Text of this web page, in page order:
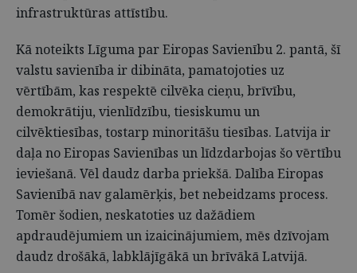
infrastruktūras attīstību.
Kā noteikts Līguma par Eiropas Savienību 2. pantā, šī
valstu savienība ir dibināta, pamatojoties uz
vērtībām, kas respektē cilvēka cieņu, brīvību,
demokrātiju, vienlīdzību, tiesiskumu un
cilvēktiesības, tostarp minoritāšu tiesības. Latvija ir
daļa no Eiropas Savienības un līdzdarbojas šo vērtību
ieviešanā. Vēl daudz darba priekšā. Dalība Eiropas
Savienībā nav galamērķis, bet nebeidzams process.
Tomēr šodien, neskatoties uz dažādiem
apdraudējumiem un izaicinājumiem, mēs dzīvojam
daudz drošākā, labklājīgākā un brīvākā Latvijā.